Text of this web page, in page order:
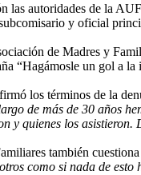
las autoridades de la AUF
y oficial
de Madres y
“Hagámosle un gol a la
los términos de la
de más de 30 años
y quienes los
también cuestiona
como si nada de